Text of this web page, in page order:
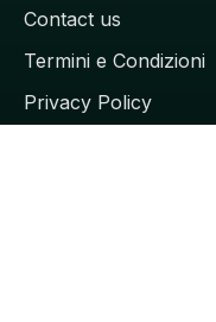
Contact us
Termini e Condizioni
Privacy Policy